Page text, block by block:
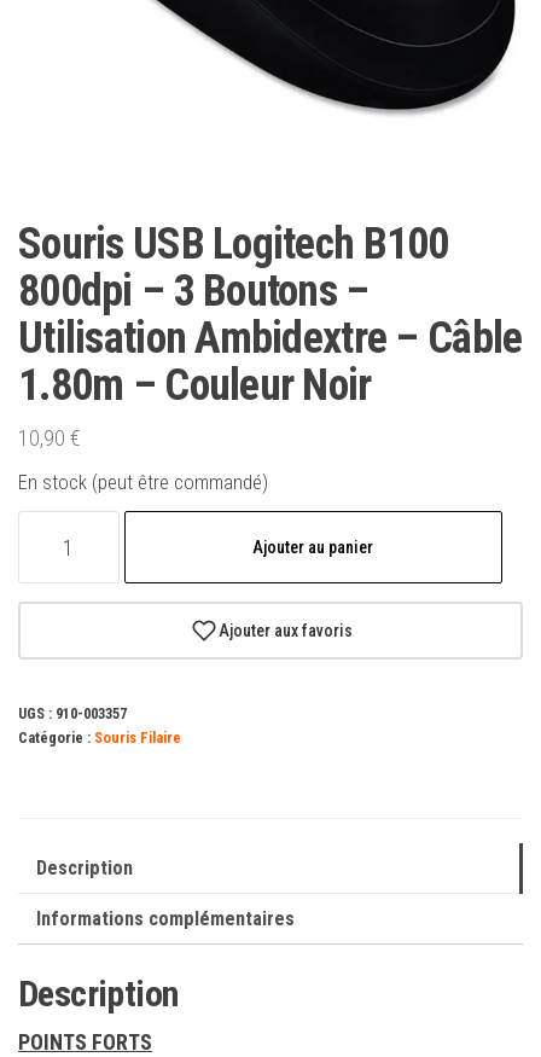
Souris USB Logitech B100
800dpi – 3 Boutons –
Utilisation Ambidextre – Câble
1.80m – Couleur Noir
10,90 €
En stock (peut être commandé)
Logitech
800dpi
Ambidextre
Câble
1.80m
Ajouter au panier
Ajouter aux favoris
UGS : 910-003357
Catégorie : Souris Filaire
Description
Informations complémentaires
Description
POINTS FORTS